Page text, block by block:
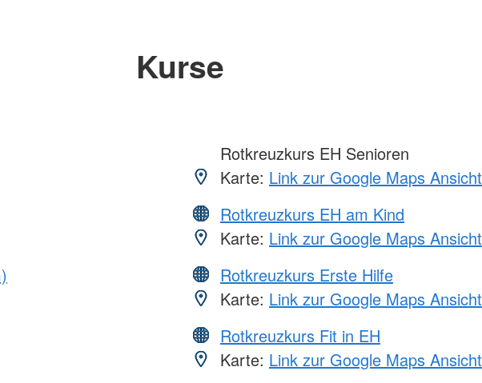
Kurse
Rotkreuzkurs EH Senioren
Karte: Link zur Google Maps Ansicht
Rotkreuzkurs EH am Kind
Karte: Link zur Google Maps Ansicht
Rotkreuzkurs Erste Hilfe
Karte: Link zur Google Maps Ansicht
Rotkreuzkurs Fit in EH
Karte: Link zur Google Maps Ansicht